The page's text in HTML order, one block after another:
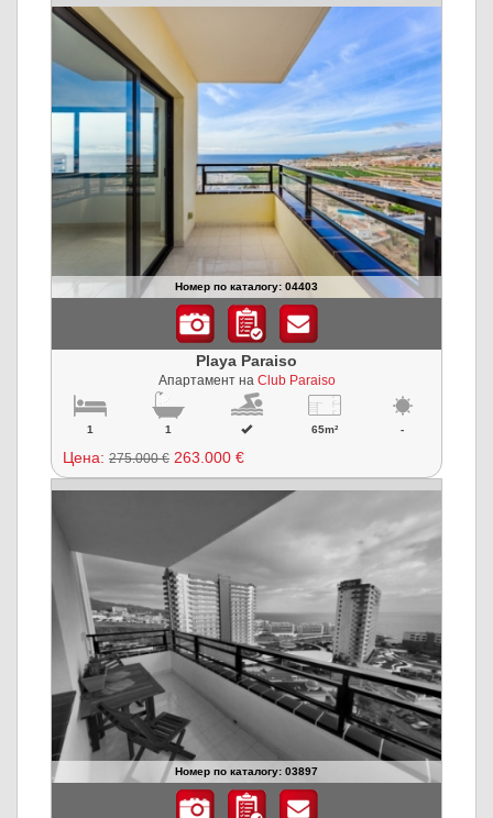
Номер по каталогу: 04403
Playa Paraiso
Апартамент на Club Paraiso
1 1 65m² -
Цена: 275.000 € 263.000 €
Номер по каталогу: 03897